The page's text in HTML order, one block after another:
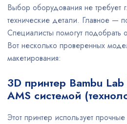
Выбор оборудования не требует
технические детали. Главное —
Специалисты помогут подобрать
Вот несколько проверенных
макетирования:
3D принтер Bambu
AMS системой
Этот принтер использует